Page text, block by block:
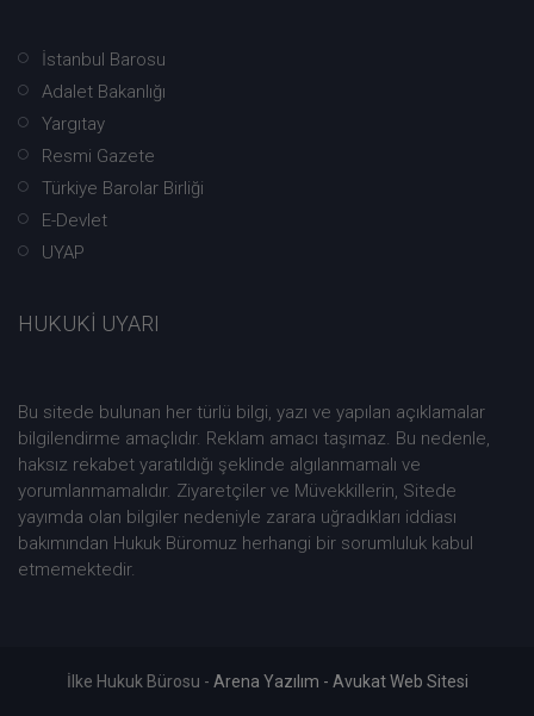
İstanbul Barosu
Adalet Bakanlığı
Yargıtay
Resmi Gazete
Türkiye Barolar Birliği
E-Devlet
UYAP
HUKUKİ UYARI
Bu sitede bulunan her türlü bilgi, yazı ve yapılan açıklamalar
bilgilendirme amaçlıdır. Reklam amacı taşımaz. Bu nedenle,
haksız rekabet yaratıldığı şeklinde algılanmamalı ve
yorumlanmamalıdır. Ziyaretçiler ve Müvekkillerin, Sitede
yayımda olan bilgiler nedeniyle zarara uğradıkları iddiası
bakımından Hukuk Büromuz herhangi bir sorumluluk kabul
etmemektedir.
İlke Hukuk Bürosu - Arena Yazılım - Avukat Web Sitesi